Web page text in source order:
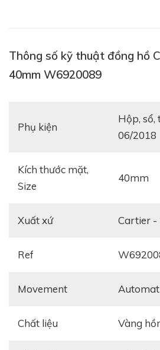
Thông số kỹ thuật đồng hồ
40mm W6920089
Phụ kiện
hộp, sổ, thẻ bảo hành
06/2018
Kích thước mặt,
Size
40mm
Xuất xứ Cartier
Ref
Movement
Chất liệu vàng